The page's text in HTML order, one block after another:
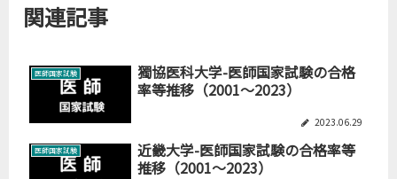
関連記事
医師国家試験
獨協医科大学-医師国家試験の合格
率等推移（2001～2023）
2023.06.29
医師国家試験
近畿大学-医師国家試験の合格率等
推移（2001～2023）